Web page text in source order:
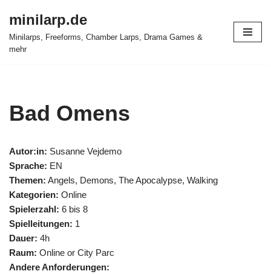
Zum
Inhalt
minilarp.de
Minilarps, Freeforms, Chamber Larps, Drama Games &
mehr
Bad Omens
Autor:in: Susanne Vejdemo
Sprache: EN
Themen: Angels, Demons, The Apocalypse, Walking
Kategorien: Online
Spielerzahl: 6 bis 8
Spielleitungen: 1
Dauer: 4h
Raum: Online or City Parc
Andere Anforderungen: